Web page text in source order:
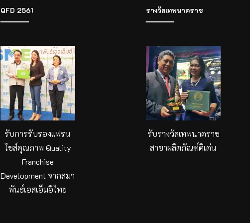
QFD 2561
รับการรับรองแฟรน
ไชส์คุณภาพ Quality
Franchise
Development จากสมา
พันธ์เอสเอ็มอีไทย
รางวัลเทพนาคราช
รับรางวัลเทพนาคราช
สาขาผลิตภัณฑ์ดีเด่น